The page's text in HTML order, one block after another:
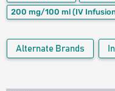
200 mg/100 ml (IV
Alternate Brands